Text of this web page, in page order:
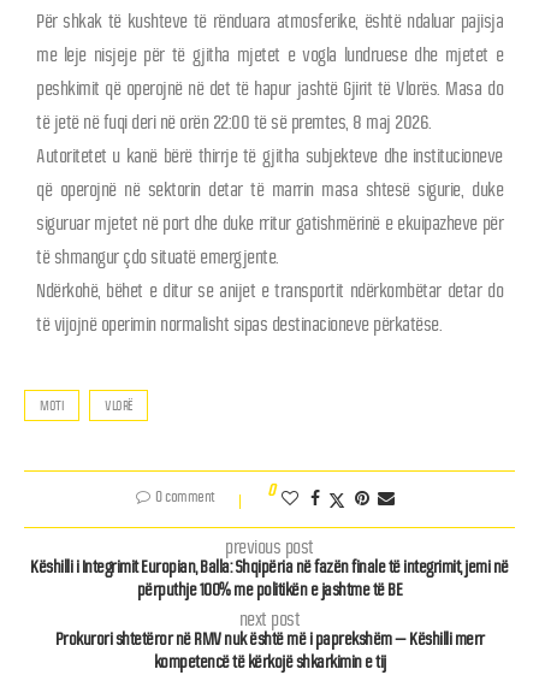
Për shkak të kushteve të rënduara atmosferike, është ndaluar pajisja
me leje nisjeje për të gjitha mjetet e vogla lundruese dhe mjetet e
peshkimit që operojnë në det të hapur jashtë Gjirit të Vlorës. Masa do
të jetë në fuqi deri në orën 22:00 të së premtes, 8 maj 2026.
Autoritetet u kanë bërë thirrje të gjitha subjekteve dhe institucioneve
që operojnë në sektorin detar të marrin masa shtesë sigurie, duke
siguruar mjetet në port dhe duke rritur gatishmërinë e ekuipazheve për
të shmangur çdo situatë emergjente.
Ndërkohë, bëhet e ditur se anijet e transportit ndërkombëtar detar do
të vijojnë operimin normalisht sipas destinacioneve përkatëse.
MOTI VLORË
0 comment 0
previous post
Këshilli i Integrimit Europian, Balla: Shqipëria në fazën finale të integrimit, jemi në
përputhje 100% me politikën e jashtme të BE
next post
Prokurori shtetëror në RMV nuk është më i paprekshëm – Këshilli merr
kompetencë të kërkojë shkarkimin e tij